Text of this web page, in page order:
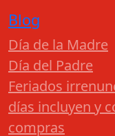
Blog
Día de la Madre
Día del Padre
Feriados
días incluyen y
compras